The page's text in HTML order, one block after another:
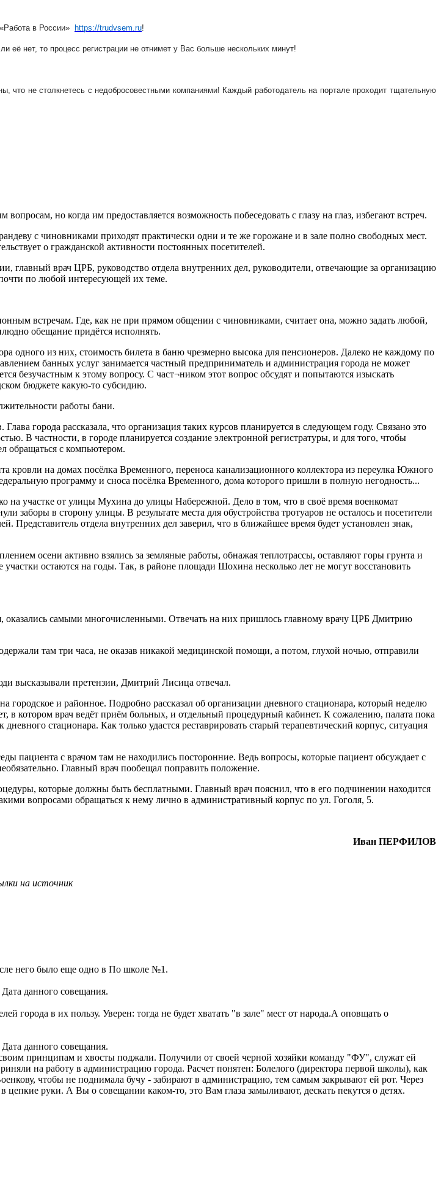
«Работа в России» https://trudvsem.ru!
её нет, то процесс регистрации не отнимет у Вас больше нескольких минут!
что не столкнетесь с недобросовестными компаниями! Каждый работодатель на портале проходит тщательную
но когда им предоставляется возможность побеседовать с глазу на глаз, избегают встреч.
с чиновниками приходят практически одни и те же горожане и в зале полно свободных мест.
о гражданской активности постоянных посетителей.
главный врач ЦРБ, руководство отдела внутренних дел, руководители, отвечающие за организацию
по любой интересующей их теме.
встречам. Где, как не при прямом общении с чиновниками, считает она, можно задать любой,
обещание придётся исполнять.
одного из них, стоимость билета в баню чрезмерно высока для пенсионеров. Далеко не каждому по
банных услуг занимается частный предприниматель и администрация города не может
безучастным к этому вопросу. С част¬ником этот вопрос обсудят и попытаются изыскать
бюджете какую-то субсидию.
работы бани.
города рассказала, что организация таких курсов планируется в следующем году. Связано это
В частности, в городе планируется создание электронной регистратуры, и для того, чтобы
обращаться с компьютером.
кровли на домах посёлка Временного, переноса канализационного коллектора из переулка Южного
программу и сноса посёлка Временного, дома которого пришли в полную негодность...
на участке от улицы Мухина до улицы Набережной. Дело в том, что в своё время военкомат
в сторону улицы. В результате места для обустройства тротуаров не осталось и посетители
отдела внутренних дел заверил, что в ближайшее время будет установлен знак,
осени активно взялись за земляные работы, обнажая теплотрассы, оставляют горы грунта и
остаются на годы. Так, в районе площади Шохина несколько лет не могут восстановить
самыми многочисленными. Отвечать на них пришлось главному врачу ЦРБ Дмитрию
там три часа, не оказав никакой медицинской помощи, а потом, глухой ночью, отправили
высказывали претензии, Дмитрий Лисица отвечал.
городское и районное. Подробно рассказал об организации дневного стационара, который неделю
в котором врач ведёт приём больных, и отдельный процедурный кабинет. К сожалению, палата пока
стационара. Как только удастся реставрировать старый терапевтический корпус, ситуация
пациента с врачом там не находились посторонние. Ведь вопросы, которые пациент обсуждает с
Главный врач пообещал поправить положение.
которые должны быть бесплатными. Главный врач пояснил, что в его подчинении находится
вопросами обращаться к нему лично в административный корпус по ул. Гоголя, 5.
Иван ПЕРФИЛОВ
на источник
него было еще одно в По школе №1.
данного совещания.
в их пользу. Уверен: тогда не будет хватать "в зале" мест от народа.А оповщать о
данного совещания.
принципам и хвосты поджали. Получили от своей черной хозяйки команду "ФУ", служат ей
на работу в администрацию города. Расчет понятен: Болелого (директора первой школы), как
чтобы не поднимала бучу - забирают в администрацию, тем самым закрывают ей рот. Через
руки. А Вы о совещании каком-то, это Вам глаза замыливают, дескать пекутся о детях.